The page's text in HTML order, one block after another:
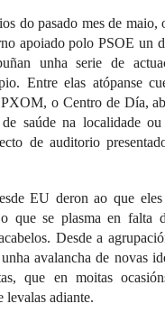
do pasado mes de maio,
apoiado polo PSOE un
unha serie de
Entre elas atópanse
o Centro de Día,
saúde na localidade
de auditorio
EU deron ao que
que se plasma en falta
Desde a
avalancha de novas
que en moitas
levalas adiante.